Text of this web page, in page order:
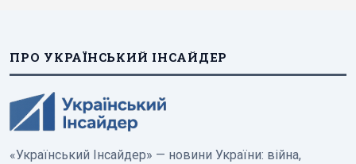
ПРО УКРАЇНСЬКИЙ ІНСАЙДЕР
«Український Інсайдер» — новини України: війна,